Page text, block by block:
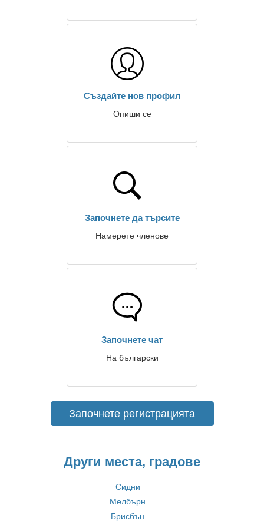
Създайте нов профил
Опиши се
Започнете да търсите
Намерете членове
Започнете чат
На български
Започнете регистрацията
Други места, градове
Сидни
Мелбърн
Брисбън